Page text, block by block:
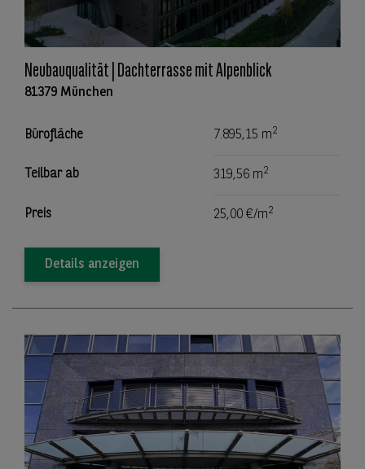
Neubauqualität | Dachterrasse mit Alpenblick
81379 München
Bürofläche 7.895,15 m2
Teilbar ab 319,56 m2
Preis 25,00 €/m2
Details anzeigen